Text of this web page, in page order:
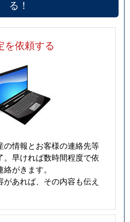
る！
を依頼する
の情報とお客様の連絡先等
。早ければ数時間程度で依
がきます。
あれば、その内容も伝え